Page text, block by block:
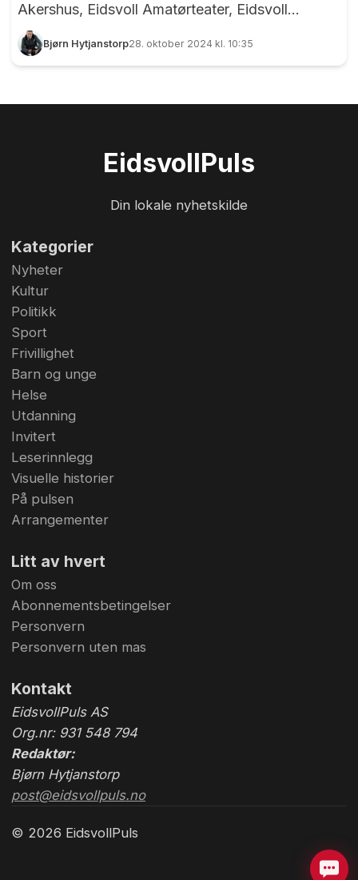
Akershus, Eidsvoll Amatørteater, Eidsvoll
Kulturforum, Eidsvoll Kommune, Eidsvoll
Bygdekvinnelag, Stjerneskudd 1814, Varjag
og barn og voksne fikk seg et grøss eller 20
tok sjansen på å besøke dette tivoliet. Foto: Bj...
Bjørn Hytjanstorp28. oktober 2024 kl. 10:35
EidsvollPuls
Din lokale nyhetskilde
Kategorier
Nyheter
Kultur
Politikk
Sport
Frivillighet
Barn og unge
Helse
Utdanning
Invitert
Leserinnlegg
Visuelle historier
På pulsen
Arrangementer
Litt av hvert
Om oss
Abonnementsbetingelser
Personvern
Personvern uten mas
Kontakt
EidsvollPuls AS
Org.nr: 931 548 794
Redaktør:
Bjørn Hytjanstorp
post@eidsvollpuls.no
© 2026 EidsvollPuls